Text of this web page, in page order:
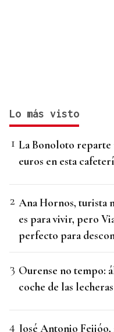
Lo más visto
La Bonoloto reparte
euros en esta
Ana Hornos, turista
es para vivir, pero
perfecto para
Ourense no tempo:
coche de las lecheras
José Antonio